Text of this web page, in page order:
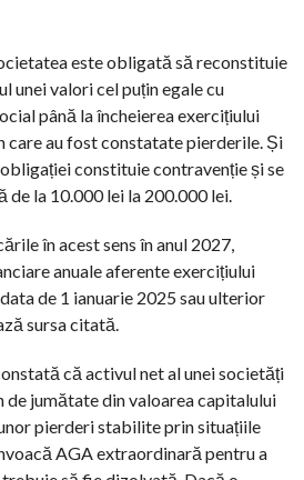
este obligată să reconstituie
unei valori cel puțin egale cu
până la încheierea exercițiului
care au fost constatate pierderile. Și
constituie contravenție și se
de la 10.000 lei la 200.000 lei.
în acest sens în anul 2027,
anuale aferente exercițiului
de 1 ianuarie 2025 sau ulterior
sursa citată.
că activul net al unei societăți
de jumătate din valoarea capitalului
pierderi stabilite prin situațiile
AGA extraordinară pentru a